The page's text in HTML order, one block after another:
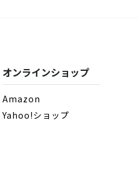
オンラインショップ
Amazon
Yahoo!ショップ